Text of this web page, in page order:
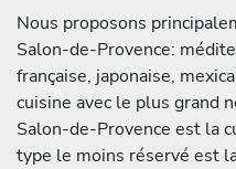
Nous proposons
Salon-de-Provence:
française, japonaise,
cuisine avec le plus grand
Salon-de-Provence est la
type le moins réservé est